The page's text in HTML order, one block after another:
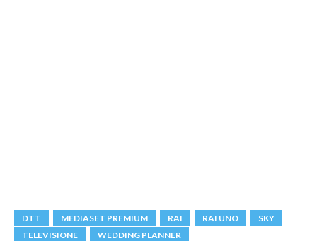
DTT MEDIASET PREMIUM RAI RAI UNO
SKY
TELEVISIONE
WEDDING PLANNER